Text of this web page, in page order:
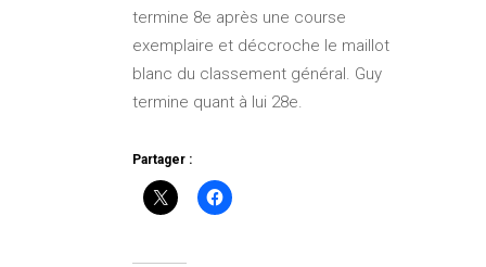
termine 8e après une course
exemplaire et déccroche le maillot
blanc du classement général. Guy
termine quant à lui 28e.
Partager :